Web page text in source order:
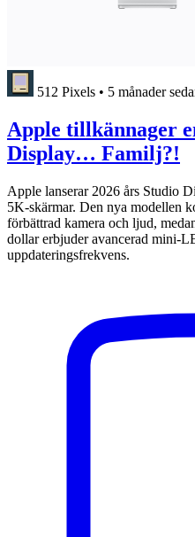
512 Pixels • 5 månader
Apple tillkännager
Display… Familj?!
Apple lanserar 2026 års Studio
5K-skärmar. Den nya modellen
förbättrad kamera och ljud,
dollar erbjuder avancerad mini-
uppdateringsfrekvens.